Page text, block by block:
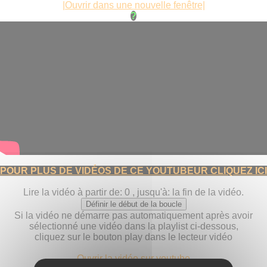
|Ouvrir dans une nouvelle fenêtre|
POUR PLUS DE VIDÉOS DE CE YOUTUBEUR CLIQUEZ ICI
Lire la vidéo à partir de: 0 , jusqu'à: la fin de la vidéo.
Définir le début de la boucle
Si la vidéo ne démarre pas automatiquement après avoir
sélectionné une vidéo dans la playlist ci-dessous,
cliquez sur le bouton play dans le lecteur vidéo
Ouvrir la vidéo sur youtube
Cookies management panel